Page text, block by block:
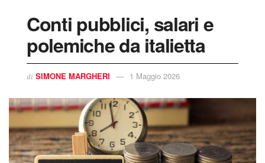
Conti pubblici, salari e
polemiche da italietta
di SIMONE MARGHERI 1 Maggio 2026